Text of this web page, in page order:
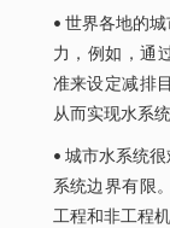
• 世界各地的
力，例如，通
准来设定减排
从而实现水系
• 城市水系统
系统边界有限
工程和非工程机